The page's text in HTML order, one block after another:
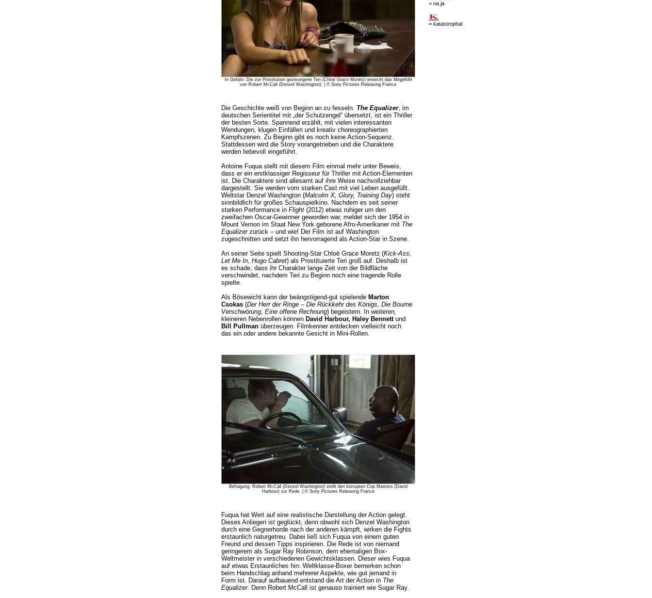
In Gefahr: Die zur Prostitution gezwungene Teri (Chloë Grace Moretz) erweckt das Mitgefühl
von Robert McCall (Denzel Washington). | © Sony Pictures Releasing France
Die Geschichte weiß von Beginn an zu fesseln. The Equalizer, im
deutschen Serientitel mit „der Schutzengel“ übersetzt, ist ein Thriller
der besten Sorte. Spannend erzählt, mit vielen interessanten
Wendungen, klugen Einfällen und kreativ choreographierten
Kampfszenen. Zu Beginn gibt es noch keine Action-Sequenz.
Stattdessen wird die Story vorangetrieben und die Charaktere
werden liebevoll eingeführt.
Antoine Fuqua stellt mit diesem Film einmal mehr unter Beweis,
dass er ein erstklassiger Regisseur für Thriller mit Action-Elementen
ist. Die Charaktere sind allesamt auf ihre Weise nachvollziehbar
dargestellt. Sie werden vom starken Cast mit viel Leben ausgefüllt.
Weltstar Denzel Washington (Malcolm X, Glory, Training Day) steht
sinnbildlich für großes Schauspielkino. Nachdem es seit seiner
starken Performance in Flight(2012) etwas ruhiger um den
zweifachen Oscar-Gewinner geworden war, meldet sich der 1954 in
Mount Vernon im Staat New York geborene Afro-Amerikaner mit The
Equalizerzurück – und wie! Der Film ist auf Washington
zugeschnitten und setzt ihn hervorragend als Action-Star in Szene.
An seiner Seite spielt Shooting-Star Chloë Grace Moretz (Kick-Ass,
Let Me In, Hugo Cabret) als Prostituierte Teri groß auf. Deshalb ist
es schade, dass ihr Charakter lange Zeit von der Bildfläche
verschwindet, nachdem Teri zu Beginn noch eine tragende Rolle
spielte.
Als Bösewicht kann der beängstigend-gut spielende Marton
Csokas(Der Herr der Ringe – Die Rückkehr des Königs, Die Bourne
Verschwörung, Eine offene Rechnung) begeistern. In weiteren,
kleineren Nebenrollen können David Harbour, Haley Bennettund
Bill Pullmanüberzeugen. Filmkenner entdecken vielleicht noch
das ein oder andere bekannte Gesicht in Mini-Rollen.
Befragung: Robert McCall (Denzel Washington) stellt den korrupten Cop Masters (David
Harbour) zur Rede. | © Sony Pictures Releasing France
Fuqua hat Wert auf eine realistische Darstellung der Action gelegt.
Dieses Anliegen ist geglückt, denn obwohl sich Denzel Washington
durch eine Gegnerhorde nach der anderen kämpft, wirken die Fights
erstaunlich naturgetreu. Dabei ließ sich Fuqua von einem guten
Freund und dessen Tipps inspirieren. Die Rede ist von niemand
geringerem als Sugar Ray Robinson, dem ehemaligen Box-
Weltmeister in verschiedenen Gewichtsklassen. Dieser wies Fuqua
auf etwas Erstaunliches hin: Weltklasse-Boxer bemerken schon
beim Handschlag anhand mehrerer Aspekte, wie gut jemand in
Form ist. Darauf aufbauend entstand die Art der Action in The
Equalizer. Denn Robert McCall ist genauso trainiert wie Sugar Ray.
= na ja
= katastrophal